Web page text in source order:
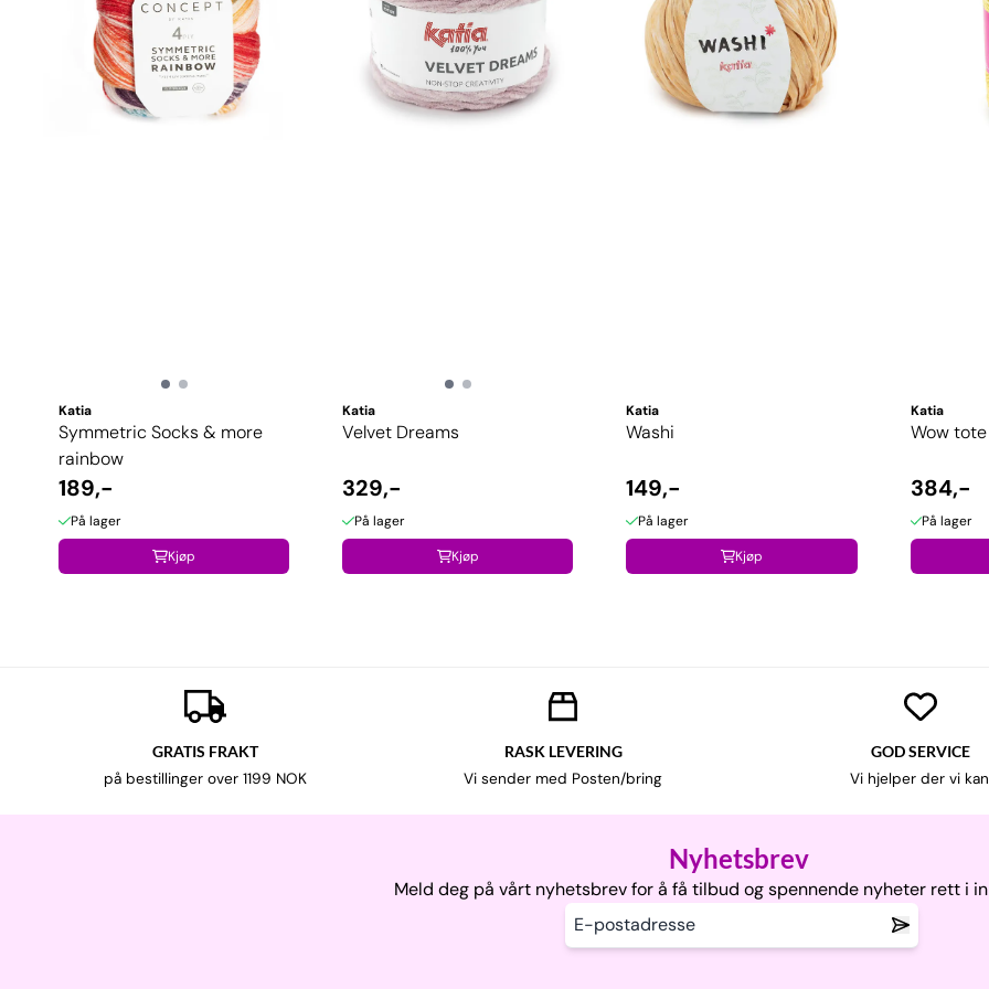
Katia
Symmetric Socks & more
rainbow
189,-
På lager
Kjøp
Katia
Velvet Dreams
329,-
På lager
Kjøp
Katia
Washi
149,-
På lager
Kjøp
Katia
Wow
384,-
På lager
GRATIS FRAKT
på bestillinger over 1199 NOK
RASK LEVERING
Vi sender med Posten/bring
GOD SERVICE
Vi hjelper der vi
Nyhetsbrev
Meld deg på vårt nyhetsbrev for å få tilbud og spennende nyheter rett i